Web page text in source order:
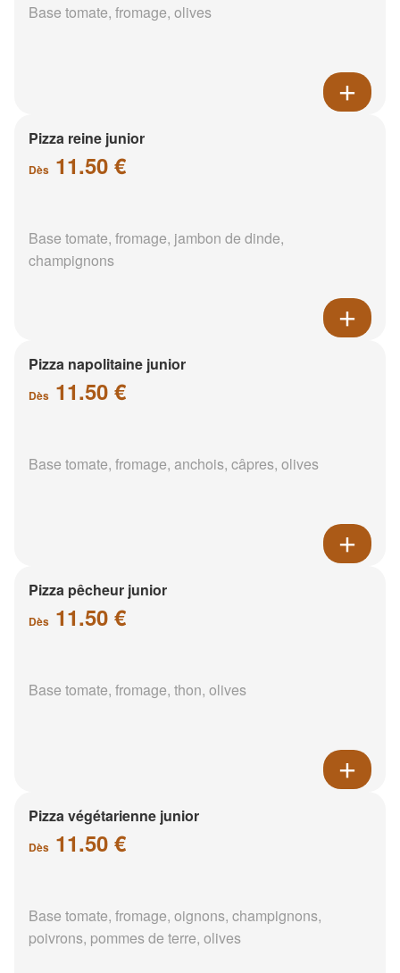
Base tomate, fromage, olives
Pizza reine junior
Dès 11.50 €
Base tomate, fromage, jambon de dinde,
champignons
Pizza napolitaine junior
Dès 11.50 €
Base tomate, fromage, anchois, câpres, olives
Pizza pêcheur junior
Dès 11.50 €
Base tomate, fromage, thon, olives
Pizza végétarienne junior
Dès 11.50 €
Base tomate, fromage, oignons, champignons,
poivrons, pommes de terre, olives